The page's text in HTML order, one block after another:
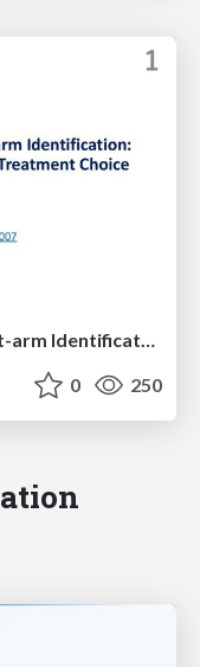
Minimax and Bayes Optimal Best-arm Identification: Adaptive Experimental Design for Treatment Choice
0 250